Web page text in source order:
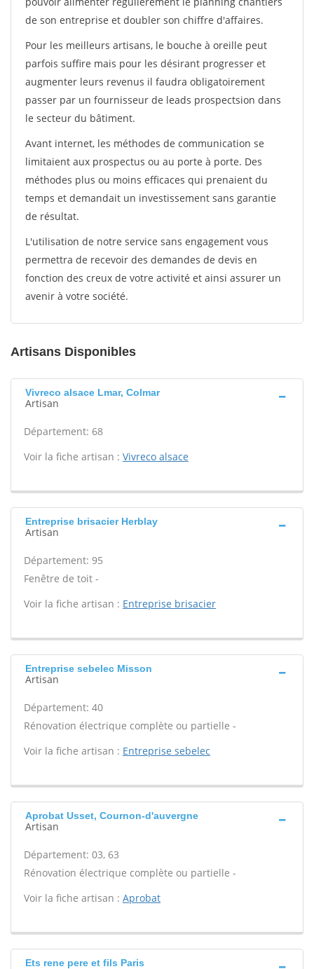
de son entreprise et doubler son chiffre d'affaires.
Pour les meilleurs artisans, le bouche à oreille peut
parfois suffire mais pour les désirant progresser et
augmenter leurs revenus il faudra obligatoirement
passer par un fournisseur de leads prospectsion dans
le secteur du bâtiment.
Avant internet, les méthodes de communication se
limitaient aux prospectus ou au porte à porte. Des
méthodes plus ou moins efficaces qui prenaient du
temps et demandait un investissement sans garantie
de résultat.
L'utilisation de notre service sans engagement vous
permettra de recevoir des demandes de devis en
fonction des creux de votre activité et ainsi assurer un
avenir à votre société.
Artisans Disponibles
Vivreco alsace Lmar, Colmar
Artisan
Département: 68
Voir la fiche artisan : Vivreco alsace
Entreprise brisacier Herblay
Artisan
Département: 95
Fenêtre de toit -
Voir la fiche artisan : Entreprise brisacier
Entreprise sebelec Misson
Artisan
Département: 40
Rénovation électrique complète ou partielle -
Voir la fiche artisan : Entreprise sebelec
Aprobat Usset, Cournon-d'auvergne
Artisan
Département: 03, 63
Rénovation électrique complète ou partielle -
Voir la fiche artisan : Aprobat
Ets rene pere et fils Paris